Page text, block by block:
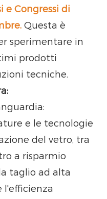
e Congressi di
Questa è
sperimentare in
prodotti
tecniche.
e le tecnologie
del vetro, tra
a risparmio
taglio ad alta
l'efficienza